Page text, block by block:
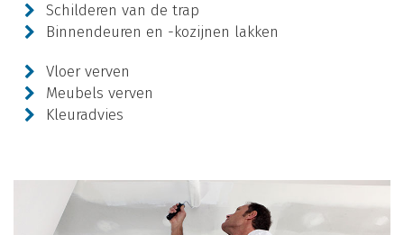
Schilderen van de trap
Binnendeuren en -kozijnen lakken
Vloer verven
Meubels verven
Kleuradvies